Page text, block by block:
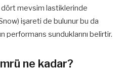
dört mevsim lastiklerinde
işareti de bulunur bu da
performans sunduklarını belirtir.
ne kadar?